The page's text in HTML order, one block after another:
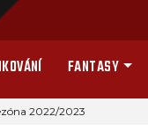
FANTASY
2022/2023